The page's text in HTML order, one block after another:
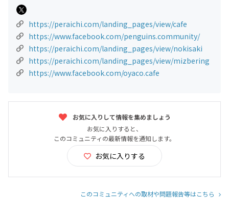
https://peraichi.com/landing_pages/view/cafe
https://www.facebook.com/penguins.community/
https://peraichi.com/landing_pages/view/nokisaki
https://peraichi.com/landing_pages/view/mizbering
https://www.facebook.com/oyaco.cafe
お気に入りして情報を集めましょう
お気に入りすると、
このコミュニティの最新情報を通知します。
お気に入りする
このコミュニティへの取材や問題報告等はこちら